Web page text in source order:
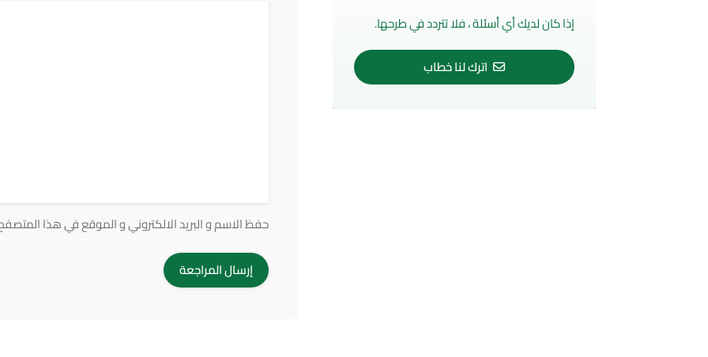
حفظ الاسم و البريد الالكتروني و الموقع في هذا
إذا كان لديك أي أسئلة ، فلا تتردد في طرحها.
اترك لنا خطاب